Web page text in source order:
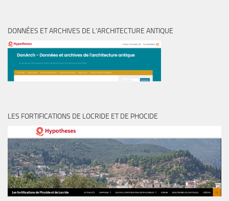
DONNÉES ET ARCHIVES DE L’ARCHITECTURE ANTIQUE
LES FORTIFICATIONS DE LOCRIDE ET DE PHOCIDE